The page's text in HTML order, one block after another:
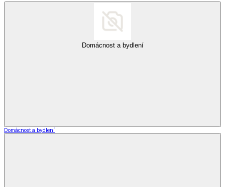
Domácnost a bydlení
Domácnost a bydlení